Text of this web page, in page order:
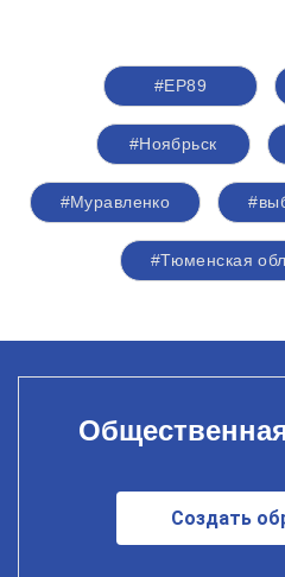
#ЕР89
#Ноябрьск
#Муравленко
#Тюменская
Создать